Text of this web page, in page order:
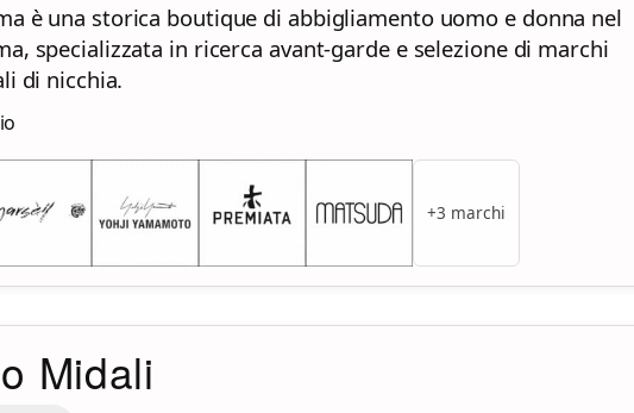
è una storica boutique di abbigliamento uomo e donna nel
specializzata in ricerca avant-garde e selezione di marchi
di nicchia.
+3 marchi
Midali